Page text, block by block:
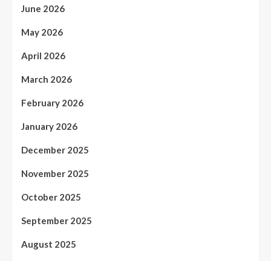
June 2026
May 2026
April 2026
March 2026
February 2026
January 2026
December 2025
November 2025
October 2025
September 2025
August 2025